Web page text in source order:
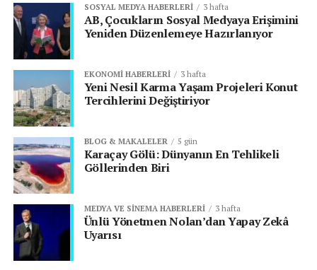
SOSYAL MEDYA HABERLERI 3 hafta
AB, Çocukların Sosyal Medyaya Erişimini
Yeniden Düzenlemeye Hazırlanıyor
EKONOMI HABERLERI 3 hafta
Yeni Nesil Karma Yaşam Projeleri Konut
Tercihlerini Değiştiriyor
BLOG & MAKALELER 5 gün
Karaçay Gölü: Dünyanın En Tehlikeli
Göllerinden Biri
MEDYA VE SINEMA HABERLERI 3 hafta
Ünlü Yönetmen Nolan’dan Yapay Zekâ
Uyarısı